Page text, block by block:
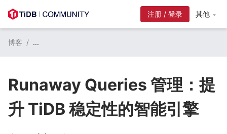
其他
博客 / ...
Runaway Queries 管理：提
升 TiDB 稳定性的智能引擎